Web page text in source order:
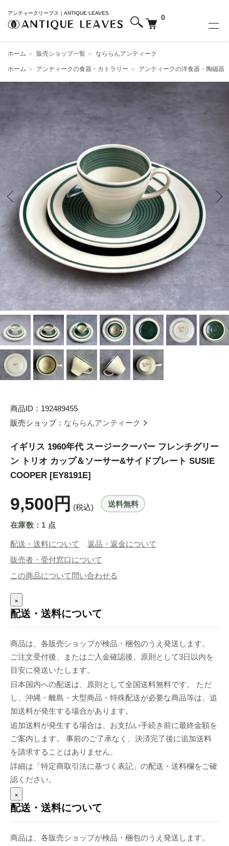
アンティークリーブス｜ANTIQUE LEAVES
0
ホーム ＞ 販売ショップ一覧 ＞ なららんアンティーク
ホーム ＞ アンティークの食器・カトラリー ＞ アンティークの洋食器・陶磁器
商品ID：192489455
販売ショップ： なららんアンティーク
イギリス 1960年代 スージークーパー フレンチグリー
ン トリオ カップ＆ソーサー&サイドプレート SUSIE
COOPER [EY8191E]
9,500円 (税込) 送料無料
在庫数：1 点
配送・送料について
返品・返金について
販売者・受付窓口について
この商品について問い合わせる
×
配送・送料について
商品は、各販売ショップが検品・梱包のうえ発送します。
ご注文受付後、またはご入金確認後、原則として3日以内を
目安に発送いたします。
日本国内への配送は、原則として全国送料無料です。 ただ
し、沖縄・離島・大型商品・特殊配送が必要な商品等は、追
加送料が発生する場合があります。
追加送料が発生する場合は、お支払い手続き前に最終金額を
ご案内します。 事前のご了承なく、決済完了後に追加送料
を請求することはありません。
詳細は「特定商取引法に基づく表記」の配送・送料欄をご確
認ください。
×
配送・送料について
商品は、各販売ショップが検品・梱包のうえ発送します。